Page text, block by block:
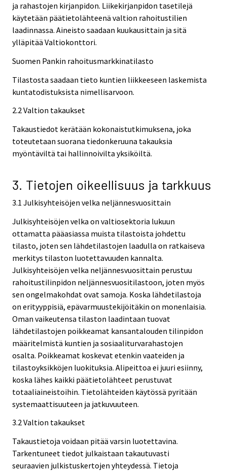
ja rahastojen kirjanpidon. Liikekirjanpidon tasetilejä
käytetään päätietolähteenä valtion rahoitustilien
laadinnassa. Aineisto saadaan kuukausittain ja sitä
ylläpitää Valtiokonttori.
Suomen Pankin rahoitusmarkkinatilasto
Tilastosta saadaan tieto kuntien liikkeeseen laskemista
kuntatodistuksista nimellisarvoon.
2.2 Valtion takaukset
Takaustiedot kerätään kokonaistutkimuksena, joka
toteutetaan suorana tiedonkeruuna takauksia
myöntäviltä tai hallinnoivilta yksiköiltä.
3. Tietojen oikeellisuus ja tarkkuus
3.1 Julkisyhteisöjen velka neljännesvuosittain
Julkisyhteisöjen velka on valtiosektoria lukuun
ottamatta pääasiassa muista tilastoista johdettu
tilasto, joten sen lähdetilastojen laadulla on ratkaiseva
merkitys tilaston luotettavuuden kannalta.
Julkisyhteisöjen velka neljännesvuosittain perustuu
rahoitustilinpidon neljännesvuositilastoon, joten myös
sen ongelmakohdat ovat samoja. Koska lähdetilastoja
on erityyppisiä, epävarmuustekijöitäkin on monenlaisia.
Oman vaikeutensa tilaston laadintaan tuovat
lähdetilastojen poikkeamat kansantalouden tilinpidon
määritelmistä kuntien ja sosiaaliturvarahastojen
osalta. Poikkeamat koskevat etenkin vaateiden ja
tilastoyksikköjen luokituksia. Alipeittoa ei juuri esiinny,
koska lähes kaikki päätietolähteet perustuvat
totaaliaineistoihin. Tietolähteiden käytössä pyritään
systemaattisuuteen ja jatkuvuuteen.
3.2 Valtion takaukset
Takaustietoja voidaan pitää varsin luotettavina.
Tarkentuneet tiedot julkaistaan takautuvasti
seuraavien julkistuskertojen yhteydessä. Tietoja